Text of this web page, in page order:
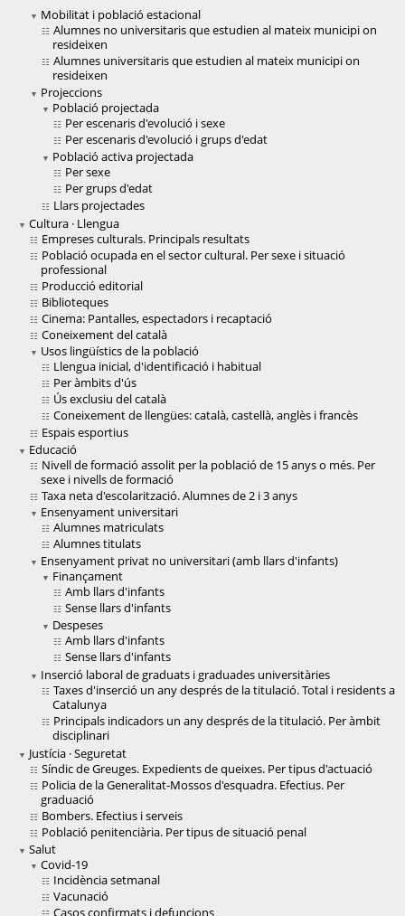
Mobilitat i població estacional
Alumnes no universitaris que estudien al mateix municipi on
resideixen
Alumnes universitaris que estudien al mateix municipi on
resideixen
Projeccions
Població projectada
Per escenaris d'evolució i sexe
Per escenaris d'evolució i grups d'edat
Població activa projectada
Per sexe
Per grups d'edat
Llars projectades
Cultura · Llengua
Empreses culturals. Principals resultats
Població ocupada en el sector cultural. Per sexe i situació
professional
Producció editorial
Biblioteques
Cinema: Pantalles, espectadors i recaptació
Coneixement del català
Usos lingüístics de la població
Llengua inicial, d'identificació i habitual
Per àmbits d'ús
Ús exclusiu del català
Coneixement de llengües: català, castellà, anglès i francès
Espais esportius
Educació
Nivell de formació assolit per la població de 15 anys o més. Per
sexe i nivells de formació
Taxa neta d'escolarització. Alumnes de 2 i 3 anys
Ensenyament universitari
Alumnes matriculats
Alumnes titulats
Ensenyament privat no universitari (amb llars d'infants)
Finançament
Amb llars d'infants
Sense llars d'infants
Despeses
Amb llars d'infants
Sense llars d'infants
Inserció laboral de graduats i graduades universitàries
Taxes d'inserció un any després de la titulació. Total i residents a
Catalunya
Principals indicadors un any després de la titulació. Per àmbit
disciplinari
Justícia · Seguretat
Síndic de Greuges. Expedients de queixes. Per tipus d'actuació
Policia de la Generalitat-Mossos d'esquadra. Efectius. Per
graduació
Bombers. Efectius i serveis
Població penitenciària. Per tipus de situació penal
Salut
Covid-19
Incidència setmanal
Vacunació
Casos confirmats i defuncions